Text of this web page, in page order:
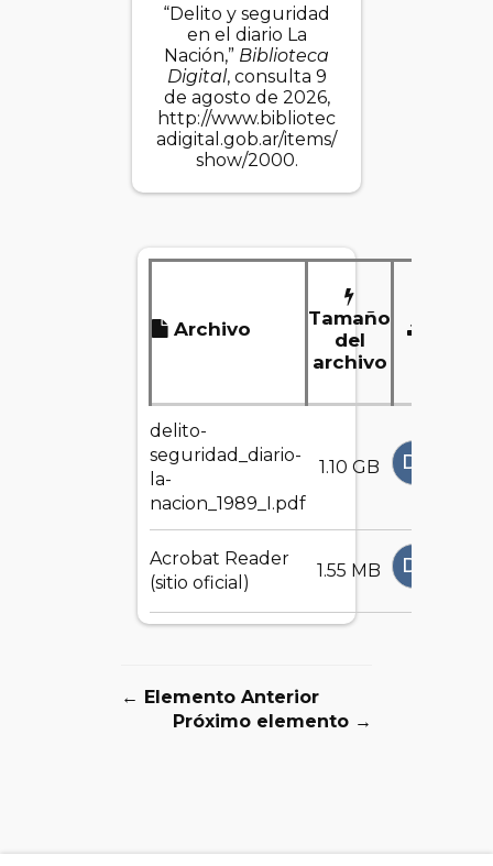
“Delito y seguridad
en el diario La
Nación,” Biblioteca
Digital, consulta 9
de agosto de 2026,
http://www.bibliotec
adigital.gob.ar/items/
show/2000.
Archivo
Tamaño
del
archivo
delito-
seguridad_diario-
la-
nacion_1989_I.pdf
1.10 GB
Acrobat Reader
(sitio oficial)
1.55 MB
← Elemento Anterior
Próximo elemento →